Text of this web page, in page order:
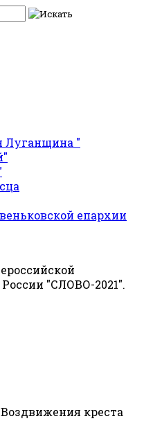
Луганщина "
епархии
"СЛОВО-2021".
креста